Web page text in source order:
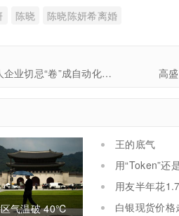
陈晓 陈晓陈妍希离婚
宇树科技CEO王兴兴：人形机器人企业切忌“卷”成自动化公司
高
区气温破 40℃
王的底气
用“Token”还
用友半年花
白银现货价格